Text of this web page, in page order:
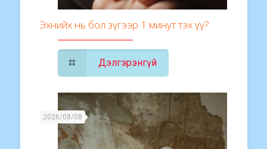
Эхнийх нь бол зүгээр 1 минут тэх үү?
Дэлгэрэнгүй
2026/08/08